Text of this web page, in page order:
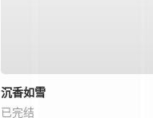
沉香如雪
已完结